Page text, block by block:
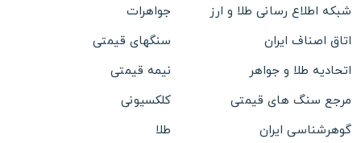
شبکه اطلاع رسانی طلا و ارز
اتاق اصناف ایران
اتحادیه طلا و جواهر
مرجع سنگ های قیمتی
گوهرشناسی ایران
جواهرات
سنگهای قیمتی
نیمه قیمتی
کلکسیونی
طلا